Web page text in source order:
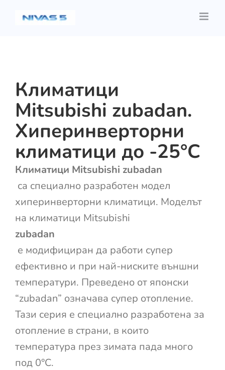
Климатици
Mitsubishi zubadan.
Хиперинверторни
климатици до -25°C
Климатици Mitsubishi zubadan
са специално разработен модел
хиперинверторни климатици. Моделът
на климатици Mitsubishi
zubadan
е модифициран да работи супер
ефективно и при най-ниските външни
температури. Преведено от японски
“zubadan” означава супер отопление.
Тази серия е специалнo разработена за
отопление в страни, в които
температура през зимата пада много
под 0°C.